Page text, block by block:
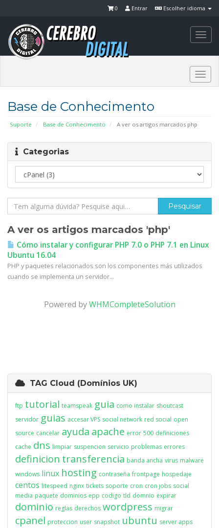
Escolher idioma
Entrar
0
Base de Conhecimento
Suporte Base de Conhecimento A ver os artigos marcados php
Categorias
A ver os artigos marcados 'php'
Cómo instalar y configurar PHP 7.0 o PHP 7.1 en Linux
Ubuntu 16.04
PHP y paquetes relacionados son los componentes más utilizados
cuando se implementa un servidor...
Powered byWHMCompleteSolution
TAG Cloud (Domínios UK)
ftp tutorial teamspeak guia como instalar shoutcast
servidor guias accesar VPS social network red social open
source cancelar ayuda apache error 500 definiciones
cache dns limpiar suspencion servicio problemas errores
definicion transferencia banda ancha virus malware
windows linux hosting contraseña frontpage hospedaje
centos litespeed nginx tickets soporte cron cron jobs social
media paquete dominios epp codigo tld domnio expirar
dominio reglas derechos wordpress migrar
cpanel proteccion user snapshot ubuntu server apps